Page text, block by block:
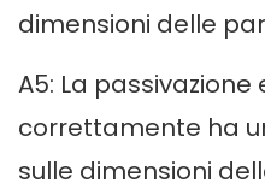
dimensioni delle
A5: La passivazione
correttamente ha
sulle dimensioni